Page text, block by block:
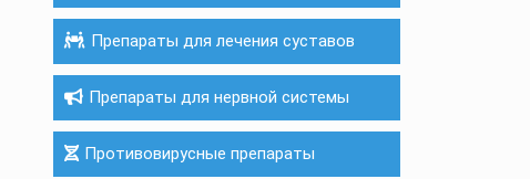
Препараты для лечения суставов
Препараты для нервной системы
Противовирусные препараты